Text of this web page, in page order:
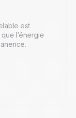
est
l’énergie